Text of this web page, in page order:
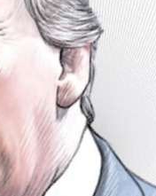
(USDT) $ 0.999289